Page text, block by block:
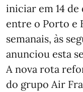
iniciar em 14 de
entre o Porto e
semanais, às
anunciou esta
A nova rota
do grupo Air